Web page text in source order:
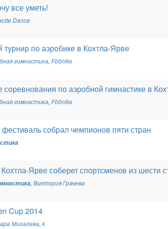
все уметь!
Dance
по аэробике в Кохтла-Ярве
гимнастика, Fööniks
по аэробной гимнастике в
гимнастика, Fööniks
фестиваль собрал чемпионов пяти стран
Ярве соберет спортсменов из шести
, Виктория Грачева
Cup 2014
Михалева, k